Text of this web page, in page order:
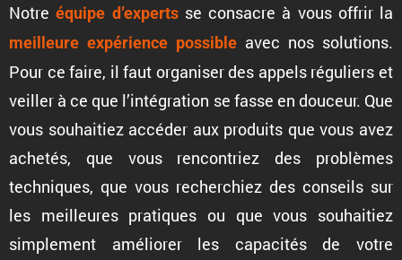
Notreéquipe d’expertsse consacre à vous offrir la
meilleure expérience possible avec nos solutions.
Pour ce faire, il faut organiser des appels réguliers et
veiller à ce que l’inté­gra­tion se fasse en douceur. Que
vous souhai­tiez accéder aux produits que vous avez
achetés, que vous rencon­triez des problèmes
techniques, que vous recher­chiez des conseils sur
les meilleures pratiques ou que vous souhai­tiez
simple­ment améliorer les capacités de votre